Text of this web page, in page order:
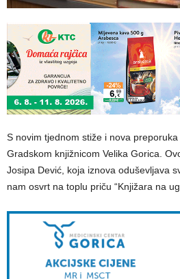
S novim tjednom stiže i nova
Gradskom knjižnicom Velika Gorica.
Josipa Dević, koja iznova oduševljava
nam osvrt na toplu priču “Knjižara na